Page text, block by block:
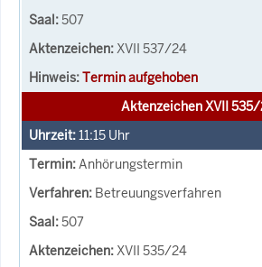
507
XVII 537/24
Termin aufgehoben
Aktenzeichen XVII
11:15 Uhr
Anhörungstermin
Betreuungsverfahren
507
XVII 535/24